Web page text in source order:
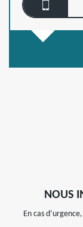
NOUS
En cas